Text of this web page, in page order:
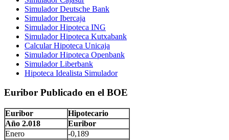
Simulador Deutsche Bank
Simulador Ibercaja
Simulador Hipoteca ING
Simulador Hipoteca Kutxabank
Calcular Hipoteca Unicaja
Simulador Hipoteca Openbank
Simulador Liberbank
Hipoteca Idealista Simulador
Euribor Publicado en el BOE
Euribor
Hipotecario
Año 2.018
Euribor
Enero
-0,189